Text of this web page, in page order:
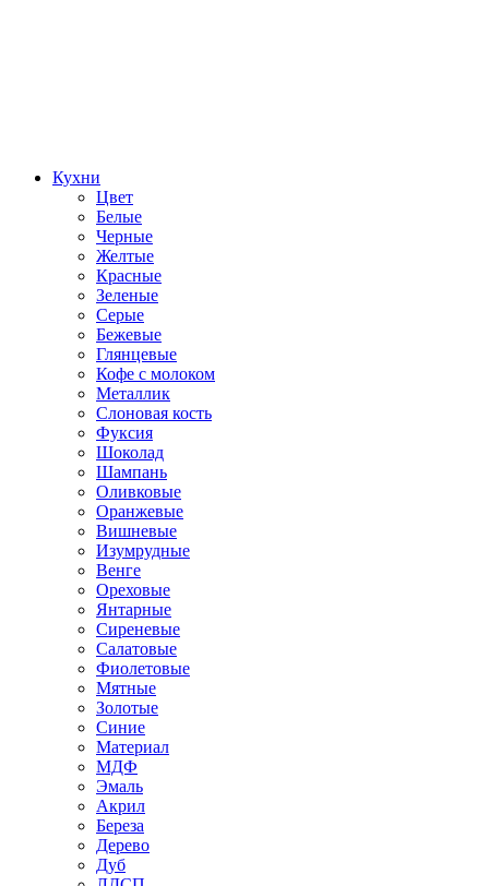
Кухни
Цвет
Белые
Черные
Желтые
Красные
Зеленые
Серые
Бежевые
Глянцевые
Кофе с молоком
Металлик
Слоновая кость
Фуксия
Шоколад
Шампань
Оливковые
Оранжевые
Вишневые
Изумрудные
Венге
Ореховые
Янтарные
Сиреневые
Салатовые
Фиолетовые
Мятные
Золотые
Синие
Материал
МДФ
Эмаль
Акрил
Береза
Дерево
Дуб